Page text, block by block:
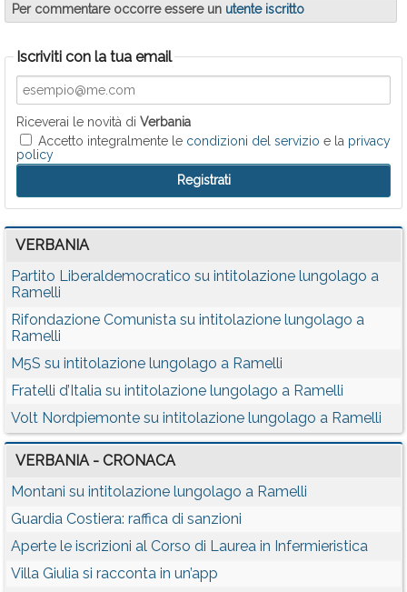
Per commentare occorre essere un utente iscritto
Iscriviti con la tua email
Riceverai le novità di Verbania
Accetto integralmente le condizioni del servizio e la privacy
policy
VERBANIA
Partito Liberaldemocratico su intitolazione lungolago a
Ramelli
Rifondazione Comunista su intitolazione lungolago a
Ramelli
M5S su intitolazione lungolago a Ramelli
Fratelli d’Italia su intitolazione lungolago a Ramelli
Volt Nordpiemonte su intitolazione lungolago a Ramelli
VERBANIA - CRONACA
Montani su intitolazione lungolago a Ramelli
Guardia Costiera: raffica di sanzioni
Aperte le iscrizioni al Corso di Laurea in Infermieristica
Villa Giulia si racconta in un’app